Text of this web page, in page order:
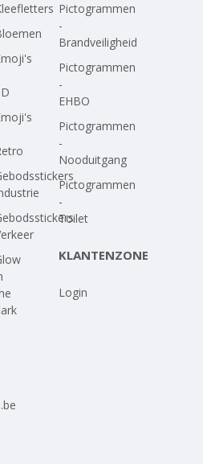
Pictogrammen
-
Brandveiligheid
Pictogrammen
-
EHBO
Pictogrammen
-
Nooduitgang
Pictogrammen
-
Toilet
KLANTENZONE
Login